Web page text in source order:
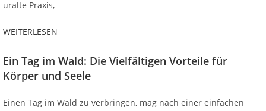
uralte Praxis,
WEITERLESEN
Ein Tag im Wald: Die Vielfältigen Vorteile für
Körper und Seele
Einen Tag im Wald zu verbringen, mag nach einer einfachen